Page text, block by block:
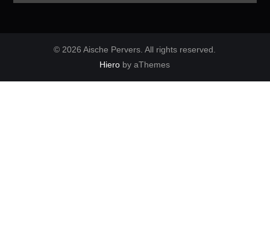
© 2026 Aische Pervers. All rights reserved.
Hiero by aThemes